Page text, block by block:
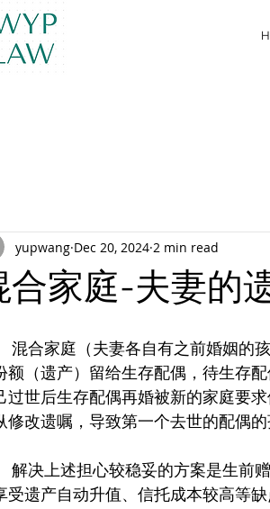
合家庭-夫妻的
yupwang Dec 20, 2024 2 min read
额（遗产）留给生存配偶，待生存
过世后生存配偶再婚被新的家庭要
修改遗嘱，导致第一个去世的配偶的
受遗产自动升值、信托成本较高等缺